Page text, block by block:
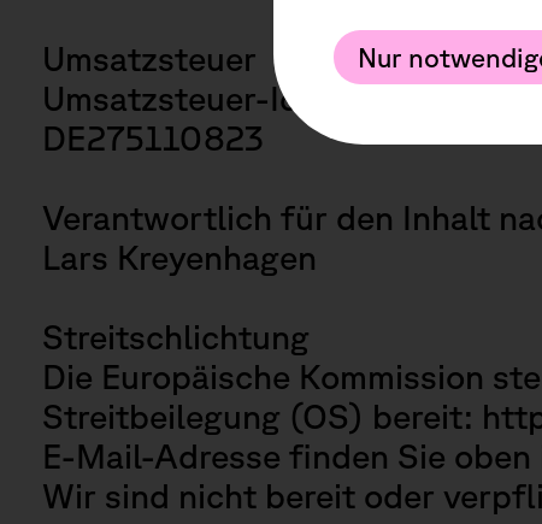
Umsatzsteuer
Umsatzsteuer-
DE275110823
Verantwortlich für den Inhalt
Lars Kreyenhagen
Streitschlichtung
Die Europäische Kommission
Streitbeilegung (OS) bereit:
E-Mail-Adresse finden Sie oben
Wir sind nicht bereit oder
Nur